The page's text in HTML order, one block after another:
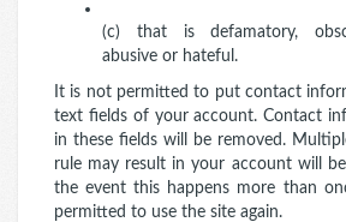
(c) that is defamatory,
abusive or hateful.
It is not permitted to put contact
text fields of your account. Contact
in these fields will be removed.
rule may result in your account will
the event this happens more than
permitted to use the site again.